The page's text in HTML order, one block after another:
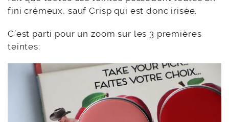
fini crémeux, sauf Crisp qui est donc irisée.
C’est parti pour un zoom sur les 3 premières
teintes: